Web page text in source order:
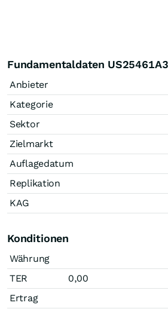
Fundamentaldaten
Anbieter
Kategorie
Sektor
Zielmarkt
Auflagedatum
Replikation
KAG
Konditionen
Währung
TER
0,00
Ertrag